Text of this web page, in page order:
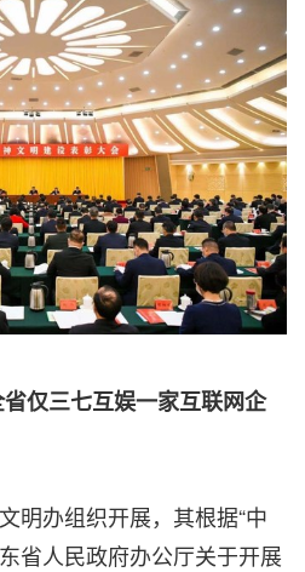
仅三七互娱一家互联网企
明办组织开展，其根据“中
省人民政府办公厅关于开展